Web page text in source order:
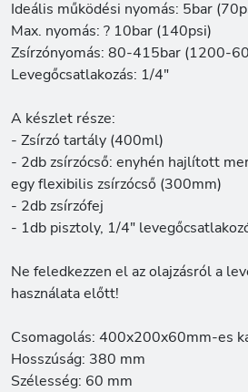
Ideális működési nyomás: 5bar
Max. nyomás: ? 10bar (140psi)
Zsírzónyomás: 80-415bar (1200-
Levegőcsatlakozás: 1/4"
A készlet része:
- Zsírzó tartály (400ml)
- 2db zsírzócső: enyhén hajlított
egy flexibilis zsírzócső (300mm)
- 2db zsírzófej
- 1db pisztoly, 1/4"
Ne feledkezzen el az olajzásról a
használata előtt!
Csomagolás: 400x200x60mm-es
Hosszúság: 380 mm
Szélesség: 60 mm